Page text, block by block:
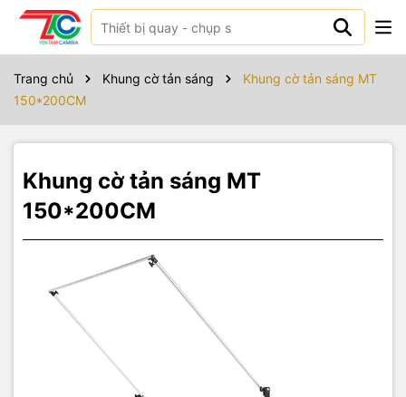
Trang chủ Khung cờ tản sáng
Khung cờ tản sáng MT
150*200CM
Khung cờ tản sáng MT
150*200CM
Sản phẩm bao gồm